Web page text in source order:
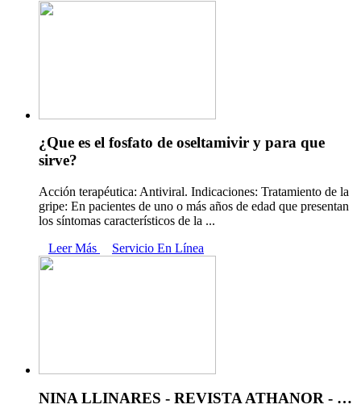
¿Que es el fosfato de oseltamivir y para que
sirve?
Acción terapéutica: Antiviral. Indicaciones: Tratamiento de la
gripe: En pacientes de uno o más años de edad que presentan
los síntomas característicos de la ...
Leer Más
Servicio En Línea
NINA LLINARES - REVISTA ATHANOR - …